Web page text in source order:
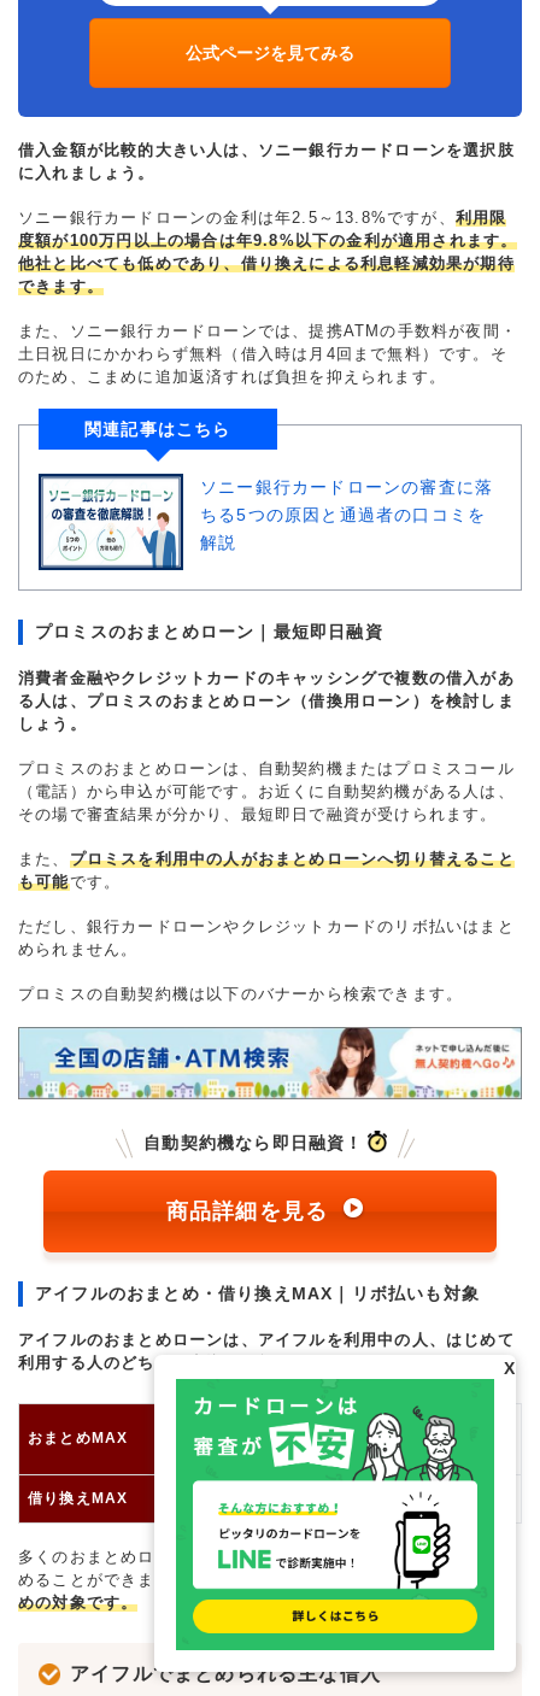
公式ページを見てみる
借入金額が比較的大きい人は、ソニー銀行カードローンを選択肢
に入れましょう。
ソニー銀行カードローンの金利は年2.5～13.8%ですが、 利用限
度額が100万円以上の場合は年9.8%以下の金利が適用されます。
他社と比べても低めであり、借り換えによる利息軽減効果が期待
できます。
また、ソニー銀行カードローンでは、提携ATMの手数料が夜間・
土日祝日にかかわらず無料（借入時は月4回まで無料）です。そ
のため、こまめに追加返済すれば負担を抑えられます。
関連記事はこちら
ソニー銀行カードローンの審査に落
ちる5つの原因と通過者の口コミを
解説
プロミスのおまとめローン｜最短即日融資
消費者金融やクレジットカードのキャッシングで複数の借入があ
る人は、プロミスのおまとめローン（借換用ローン）を検討しま
しょう。
プロミスのおまとめローンは、自動契約機またはプロミスコール
（電話）から申込が可能です。お近くに自動契約機がある人は、
その場で審査結果が分かり、最短即日で融資が受けられます。
また、 プロミスを利用中の人がおまとめローンへ切り替えること
も可能です。
ただし、銀行カードローンやクレジットカードのリボ払いはまと
められません。
プロミスの自動契約機は以下のバナーから検索できます。
自動契約機なら即日融資！
商品詳細を見る
アイフルのおまとめ・借り換えMAX｜リボ払いも対象
アイフルのおまとめローンは、アイフルを利用中の人、はじめて
利用する人のどちらも申込が可能
おまとめMAX
アイフルを利用中・利用したことがある
人
借り換えMAX アイフルを利用したことがない人
多くのおまとめローンでは、クレジットカードのリボ払いをまと
めることができません。しかし、
アイフルではリボ払いもおまと
めの対象です。
アイフルでまとめられる主な借入
X